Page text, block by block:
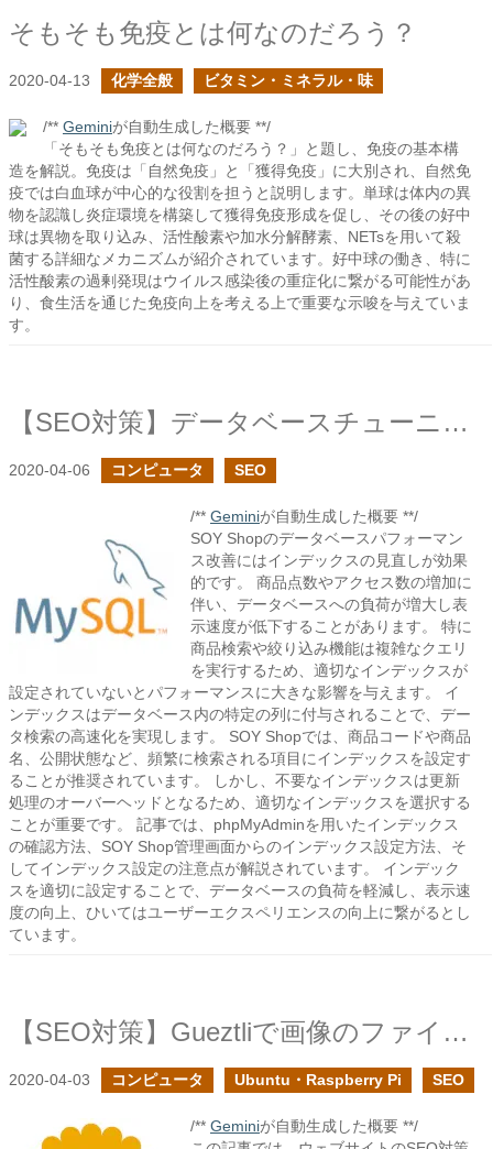
そもそも免疫とは何なのだろう？
2020-04-13 化学全般 ビタミン・ミネラル・味
/** Geminiが自動生成した概要 **/
「そもそも免疫とは何なのだろう？」と題し、免疫の基本構
造を解説。免疫は「自然免疫」と「獲得免疫」に大別され、自然免
疫では白血球が中心的な役割を担うと説明します。単球は体内の異
物を認識し炎症環境を構築して獲得免疫形成を促し、その後の好中
球は異物を取り込み、活性酸素や加水分解酵素、NETsを用いて殺
菌する詳細なメカニズムが紹介されています。好中球の働き、特に
活性酸素の過剰発現はウイルス感染後の重症化に繋がる可能性があ
り、食生活を通じた免疫向上を考える上で重要な示唆を与えていま
す。
【SEO対策】データベースチューニング
2020-04-06 コンピュータ SEO
/** Geminiが自動生成した概要 **/
SOY Shopのデータベースパフォーマン
ス改善にはインデックスの見直しが効果
的です。 商品点数やアクセス数の増加に
伴い、データベースへの負荷が増大し表
示速度が低下することがあります。 特に
商品検索や絞り込み機能は複雑なクエリ
を実行するため、適切なインデックスが
設定されていないとパフォーマンスに大きな影響を与えます。 イ
ンデックスはデータベース内の特定の列に付与されることで、デー
タ検索の高速化を実現します。 SOY Shopでは、商品コードや商品
名、公開状態など、頻繁に検索される項目にインデックスを設定す
ることが推奨されています。 しかし、不要なインデックスは更新
処理のオーバーヘッドとなるため、適切なインデックスを選択する
ことが重要です。 記事では、phpMyAdminを用いたインデックス
の確認方法、SOY Shop管理画面からのインデックス設定方法、そ
してインデックス設定の注意点が解説されています。 インデック
スを適切に設定することで、データベースの負荷を軽減し、表示速
度の向上、ひいてはユーザーエクスペリエンスの向上に繋がるとし
ています。
【SEO対策】Gueztliで画像のファイルサイズの削減
2020-04-03 コンピュータ Ubuntu・Raspberry Pi SEO
/** Geminiが自動生成した概要 **/